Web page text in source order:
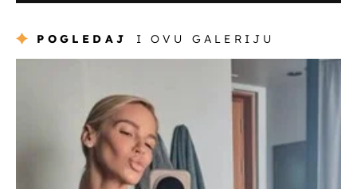
POGLEDAJ I OVU GALERIJU